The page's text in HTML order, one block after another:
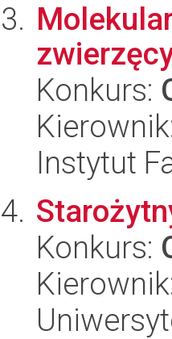
Konkurs:
Instytut
Konkurs: